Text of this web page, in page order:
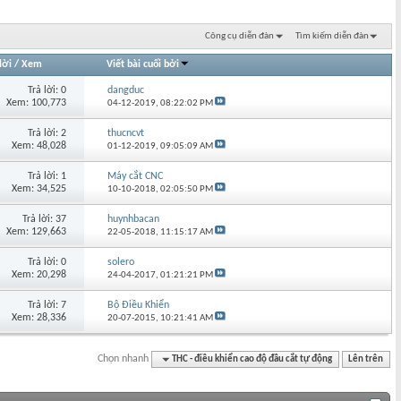
Công cụ diễn đàn Tìm kiếm diễn đàn
/ Xem Viết bài cuối bởi
Trả lời: 0
Xem: 100,773
dangduc
04-12-2019,08:22:02 PM
Trả lời: 2
Xem: 48,028
thucncvt
01-12-2019,09:05:09 AM
Trả lời: 1
Xem: 34,525
Máy cắt CNC
10-10-2018,02:05:50 PM
Trả lời: 37
Xem: 129,663
huynhbacan
22-05-2018, 11:15:17 AM
Trả lời: 0
Xem: 20,298
solero
24-04-2017,01:21:21 PM
Trả lời: 7
Xem: 28,336
Bộ Điều Khiển
20-07-2015, 10:21:41 AM
Chọn nhanh THC - điều khiển cao độ đầu cắt tự động Lên trên